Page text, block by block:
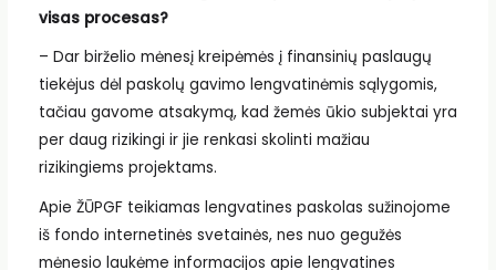
visas procesas?
– Dar birželio mėnesį kreipėmės į finansinių paslaugų
tiekėjus dėl paskolų gavimo lengvatinėmis sąlygomis,
tačiau gavome atsakymą, kad žemės ūkio subjektai yra
per daug rizikingi ir jie renkasi skolinti mažiau
rizikingiems projektams.
Apie ŽŪPGF teikiamas lengvatines paskolas sužinojome
iš fondo internetinės svetainės, nes nuo gegužės
mėnesio laukėme informacijos apie lengvatines